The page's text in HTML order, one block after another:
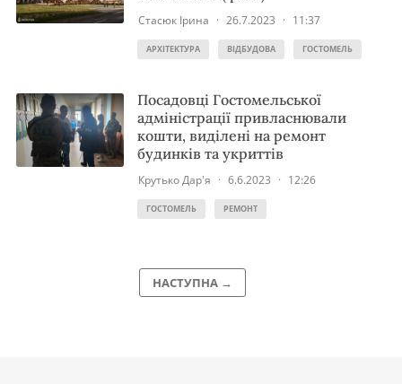
Стасюк Ірина · 26.7.2023 · 11:37
АРХІТЕКТУРА ВІДБУДОВА ГОСТОМЕЛЬ
Посадовці Гостомельської
адміністрації привласнювали
кошти, виділені на ремонт
будинків та укриттів
Крутько Дар'я · 6.6.2023 · 12:26
ГОСТОМЕЛЬ РЕМОНТ
НАСТУПНА →